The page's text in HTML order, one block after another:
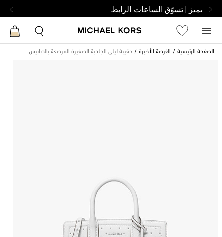
مميز | تسوّق الساعات الرابط
الصفحة الرئيسية الفرصة الأخيرة حقيبة ليلى الجلدية الصغيرة المرصعة بالدبابيس